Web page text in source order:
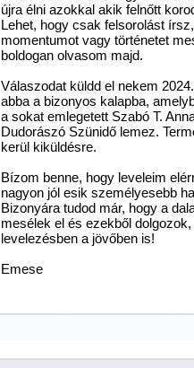
újra élni azokkal akik felnőtt
Lehet, hogy csak felsorolást
momentumot vagy történetet
boldogan olvasom majd.
Válaszodat küldd el nekem
abba a bizonyos kalapba,
a sokat emlegetett Szabó T.
Dudorászó Szünidő lemez.
kerül kiküldésre.
Bízom benne, hogy leveleim
nagyon jól esik személyesebb
Bizonyára tudod már, hogy a
mesélek el és ezekből
levelezésben a jövőben is!
Emese